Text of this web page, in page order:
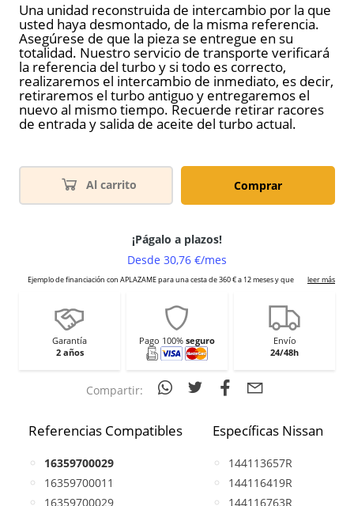
Una unidad reconstruida de intercambio por la que
usted haya desmontado, de la misma referencia.
Asegúrese de que la pieza se entregue en su
totalidad. Nuestro servicio de transporte verificará
la referencia del turbo y si todo es correcto,
realizaremos el intercambio de inmediato, es decir,
retiraremos el turbo antiguo y entregaremos el
nuevo al mismo tiempo. Recuerde retirar racores
de entrada y salida de aceite del turbo actual.
Al carrito Comprar
Garantía
2 años
Pago 100% seguro
Envío
24/48h
Compartir:
Referencias Compatibles
16359700029
16359700011
16359700029
Específicas Nissan
144113657R
144116419R
144116763R